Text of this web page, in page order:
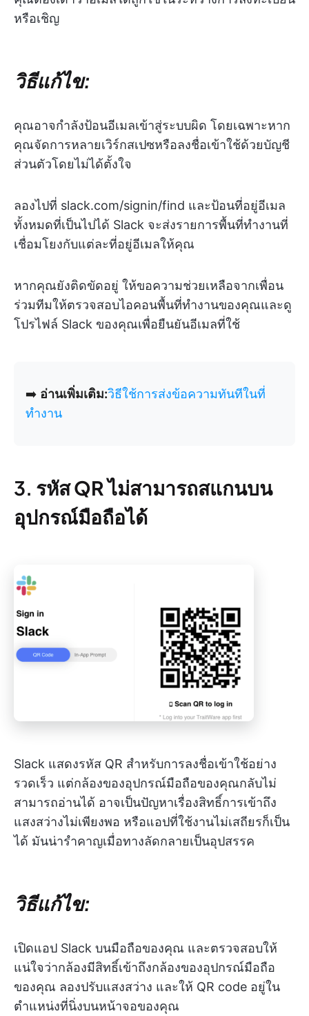
หรือเชิญ
วิธีแก้ไข:
คุณอาจกำลังป้อนอีเมลเข้าสู่ระบบผิด โดยเฉพาะหาก
คุณจัดการหลายเวิร์กสเปซหรือลงชื่อเข้าใช้ด้วยบัญชี
ส่วนตัวโดยไม่ได้ตั้งใจ
ลองไปที่ slack.com/signin/find และป้อนที่อยู่อีเมล
ทั้งหมดที่เป็นไปได้ Slack จะส่งรายการพื้นที่ทำงานที่
เชื่อมโยงกับแต่ละที่อยู่อีเมลให้คุณ
หากคุณยังติดขัดอยู่ ให้ขอความช่วยเหลือจากเพื่อน
ร่วมทีมให้ตรวจสอบไอคอนพื้นที่ทำงานของคุณและดู
โปรไฟล์ Slack ของคุณเพื่อยืนยันอีเมลที่ใช้
➡️ อ่านเพิ่มเติม:วิธีใช้การส่งข้อความทันทีในที่
ทำงาน
3. รหัส QR ไม่สามารถสแกนบน
อุปกรณ์มือถือได้
Slack แสดงรหัส QR สำหรับการลงชื่อเข้าใช้อย่าง
รวดเร็ว แต่กล้องของอุปกรณ์มือถือของคุณกลับไม่
สามารถอ่านได้ อาจเป็นปัญหาเรื่องสิทธิ์การเข้าถึง
แสงสว่างไม่เพียงพอ หรือแอปที่ใช้งานไม่เสถียรก็เป็น
ได้ มันน่ารำคาญเมื่อทางลัดกลายเป็นอุปสรรค
วิธีแก้ไข:
เปิดแอป Slack บนมือถือของคุณ และตรวจสอบให้
แน่ใจว่ากล้องมีสิทธิ์เข้าถึงกล้องของอุปกรณ์มือถือ
ของคุณ ลองปรับแสงสว่าง และให้ QR code อยู่ใน
ตำแหน่งที่นิ่งบนหน้าจอของคุณ